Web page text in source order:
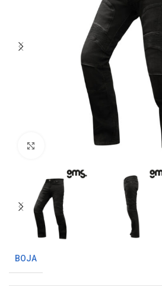
Klikni da uvećaš sliku
BOJA